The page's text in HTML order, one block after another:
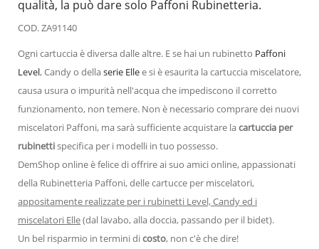
qualità, la può dare solo Paffoni Rubinetteria.
COD. ZA91140
Ogni cartuccia è diversa dalle altre. E se hai un rubinetto Paffoni
Level, Candy o dellaserie Ellee si è esaurita la cartuccia miscelatore,
causa usura o impurità nell'acqua che impediscono il corretto
funzionamento, non temere. Non è necessario comprare dei nuovi
miscelatori Paffoni, ma sarà sufficiente acquistare lacartuccia per
rubinettispecifica per i modelli in tuo possesso.
DemShop online è felice di offrire ai suo amici online, appassionati
della Rubinetteria Paffoni, delle cartucce per miscelatori,
appositamente realizzate per i rubinetti Level, Candy ed i
miscelatori Elle(dal lavabo, alla doccia, passando per il bidet).
Un bel risparmio in termini dicosto, non c'è che dire!